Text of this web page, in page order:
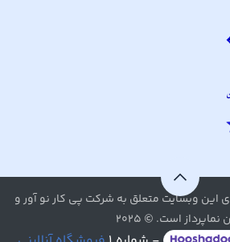
وبسایت متعلق به شرکت پی کار نو آور و
نماپرداز است. © ۲۰۲۵